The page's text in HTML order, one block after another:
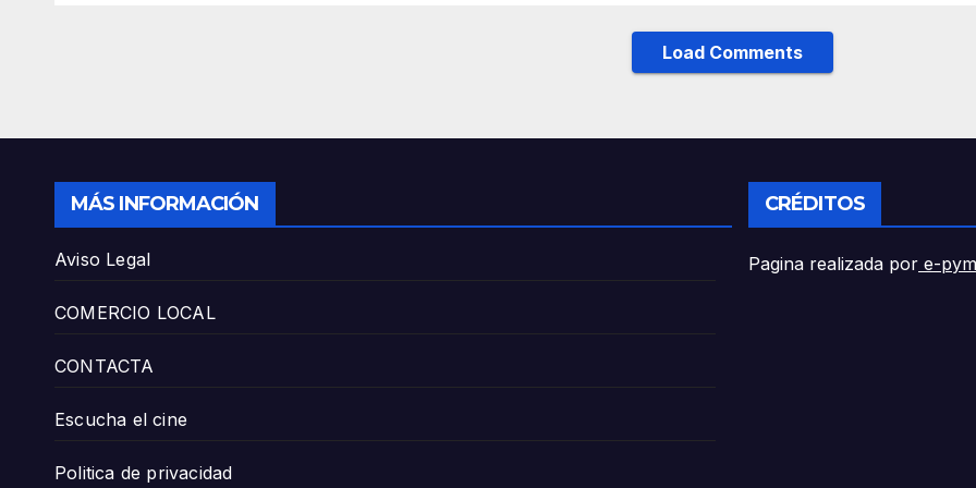
Load Comments
MÁS INFORMACIÓN
Aviso Legal
COMERCIO LOCAL
CONTACTA
Escucha el cine
Politica de privacidad
CRÉDITOS
Pagina realizada por e-